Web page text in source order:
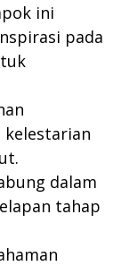
ini
pada
dalam
tahap